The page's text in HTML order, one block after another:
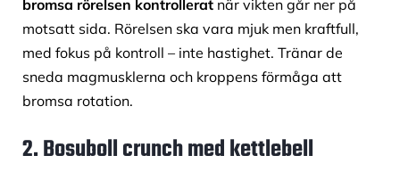
bromsa rörelsen kontrollerat när vikten går ner på
motsatt sida. Rörelsen ska vara mjuk men kraftfull,
med fokus på kontroll – inte hastighet. Tränar de
sneda magmusklerna och kroppens förmåga att
bromsa rotation.
2. Bosuboll crunch med kettlebell